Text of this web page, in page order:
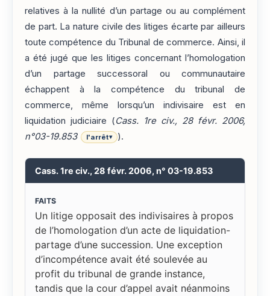
relatives à la nullité d’un partage ou au complément
de part. La nature civile des litiges écarte par ailleurs
toute compétence du Tribunal de commerce. Ainsi, il
a été jugé que les litiges concernant l’homologation
d’un partage successoral ou communautaire
échappent à la compétence du tribunal de
commerce, même lorsqu’un indivisaire est en
liquidation judiciaire (Cass. 1re civ., 28 févr. 2006,
n°03-19.853
l'arrêt▾ ).
Cass. 1re civ., 28 févr. 2006, n° 03-19.853
FAITS
Un litige opposait des indivisaires à propos
de l’homologation d’un acte de liquidation-
partage d’une succession. Une exception
d’incompétence avait été soulevée au
profit du tribunal de grande instance,
tandis que la cour d’appel avait néanmoins